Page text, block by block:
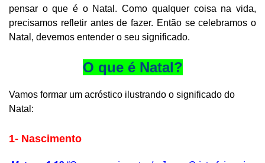
pensar o que é o Natal. Como qualquer coisa na vida,
precisamos refletir antes de fazer. Então se celebramos o
Natal, devemos entender o seu significado.
O que é Natal?
Vamos formar um acróstico ilustrando o significado do
Natal:
1- Nascimento